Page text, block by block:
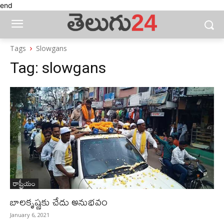
end
Tags Slowgans
Tag: slowgans
రాష్ట్రీయం
బాలకృష్ణకు చేదు అనుభవం
January 6, 2021